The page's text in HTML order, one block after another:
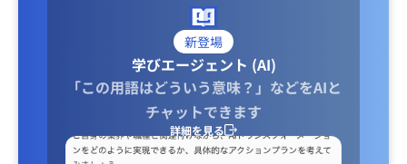
新登場
学びエージェント (AI)
「この用語はどういう意味？」などをAIと
チャットできます
詳細を見る